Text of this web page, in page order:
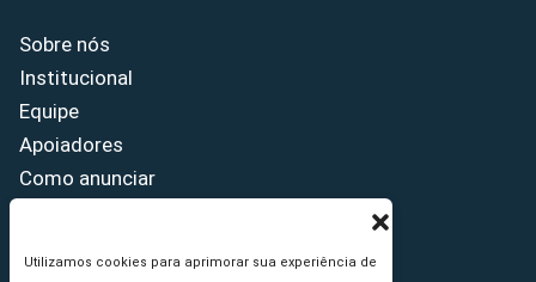
Utilizamos cookies para aprimorar sua experiência de
Sobre nós
Institucional
Equipe
Apoiadores
Como anunciar